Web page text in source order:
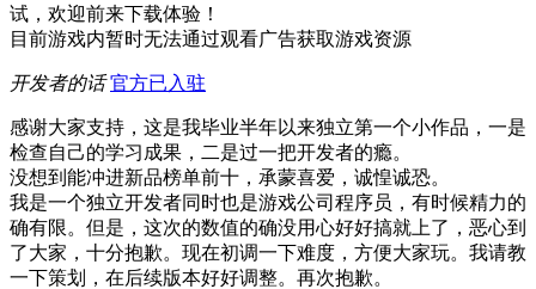
试，欢迎前来下载体验！
目前游戏内暂时无法通过观看广告获取游戏资源
开发者的话 官方已入驻
感谢大家支持，这是我毕业半年以来独立第一个小作品，一是
检查自己的学习成果，二是过一把开发者的瘾。
没想到能冲进新品榜单前十，承蒙喜爱，诚惶诚恐。
我是一个独立开发者同时也是游戏公司程序员，有时候精力的
确有限。但是，这次的数值的确没用心好好搞就上了，恶心到
了大家，十分抱歉。现在初调一下难度，方便大家玩。我请教
一下策划，在后续版本好好调整。再次抱歉。